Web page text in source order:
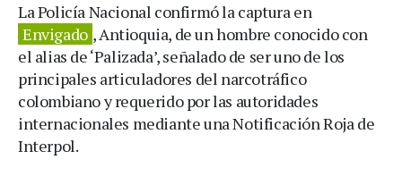
La Policía Nacional confirmó la captura en
Envigado , Antioquia, de un hombre conocido con
el alias de ‘Palizada’, señalado de ser uno de los
principales articuladores del narcotráfico
colombiano y requerido por las autoridades
internacionales mediante una Notificación Roja de
Interpol.